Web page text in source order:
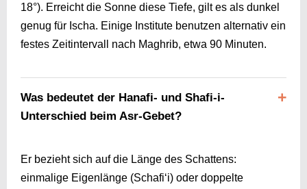
18°). Erreicht die Sonne diese Tiefe, gilt es als dunkel
genug für Ischa. Einige Institute benutzen alternativ ein
festes Zeitintervall nach Maghrib, etwa 90 Minuten.
Was bedeutet der Hanafi- und Shafi-i-
Unterschied beim Asr-Gebet?
Er bezieht sich auf die Länge des Schattens:
einmalige Eigenlänge (Schafi‘i) oder doppelte